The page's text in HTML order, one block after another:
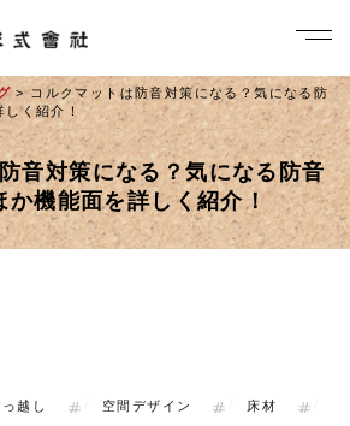
> コルクマットは防音対策になる？気になる防
く紹介！
音対策になる？気になる防音
か機能面を詳しく紹介！
っ越し 空間デザイン
床材